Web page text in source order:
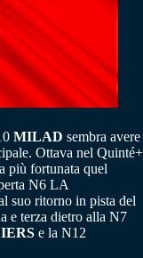
MILAD sembra avere
Ottava nel Quinté+
più fortunata quel
N6 LA
suo ritorno in pista del
e terza dietro alla N7
e la N12